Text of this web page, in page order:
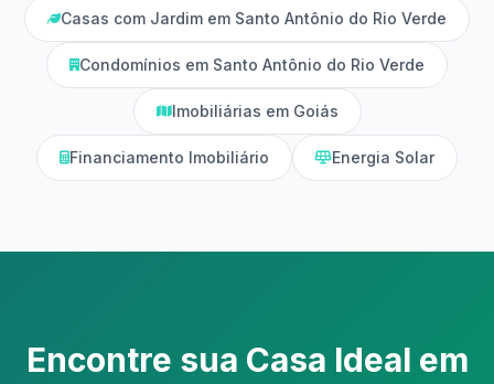
Casas com Jardim em Santo Antônio do Rio Verde
Condomínios em Santo Antônio do Rio Verde
Imobiliárias em Goiás
Financiamento Imobiliário Energia Solar
Encontre sua Casa Ideal em